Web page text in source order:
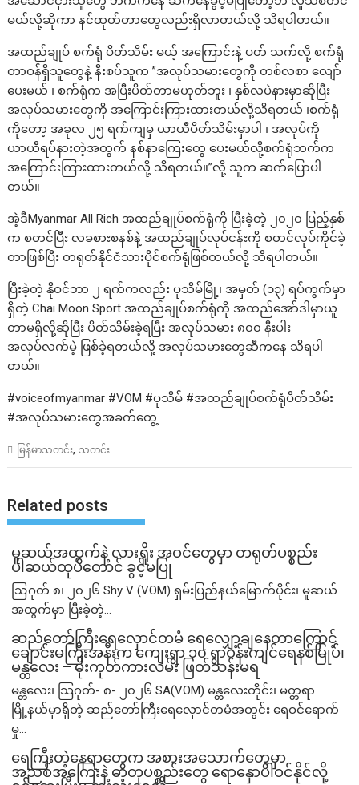
မယ်လို့ဆိုကာ နင်ထုတ်တာတွေလည်းရှိလာတယ်လို့ သိရပါတယ်။
အထည်ချုပ် စက်ရုံ ပိတ်သိမ်း မယ့် အကြောင်းနဲ့ ပတ် သက်လို့ စက်ရုံ
တာဝန်ရှိသူတွေနဲ့ နီးစပ်သူက ”အလုပ်သမားတွေကို တစ်လစာ လျော်
ပေးမယ် ၊ စက်ရုံက အပြီးပိတ်တာမဟုတ်ဘူး ၊ နှစ်လပဲနားမှာဆိုပြီး
အလုပ်သမားတွေကို အကြောင်းကြားထားတယ်လို့သိရတယ် ၊စက်ရုံ
ကိုတော့ အခုလ ၂၅ ရက်ကျမှ ယာယီပိတ်သိမ်းမှာပါ ၊ အလုပ်ကို
ယာယီရပ်နားတဲ့အတွက် နစ်နာကြေးတွေ ပေးမယ်လို့စက်ရုံဘက်က
အကြောင်းကြားထားတယ်လို့ သိရတယ်။”လို့ သူက ဆက်ပြောပါ
တယ်။
အဲ့ဒီMyanmar All Rich အထည်ချုပ်စက်ရုံကို ပြီးခဲ့တဲ့ ၂၀၂၀ ပြည့်နှစ်
က စတင်ပြီး လခစားစနစ်နဲ့ အထည်ချုပ်လုပ်ငန်းကို စတင်လုပ်ကိုင်ခဲ့
တာဖြစ်ပြီး တရုတ်နိုင်ငံသားပိုင်စက်ရုံဖြစ်တယ်လို့ သိရပါတယ်။
ပြီးခဲ့တဲ့ နိုဝင်ဘာ ၂ ရက်ကလည်း ပုသိမ်မြို့၊ အမှတ် (၁၃) ရပ်ကွက်မှာ
ရှိတဲ့ Chai Moon Sport အထည်ချုပ်စက်ရုံကို အထည်အော်ဒါမှာယူ
တာမရှိလို့ဆိုပြီး ပိတ်သိမ်းခဲ့ရပြီး အလုပ်သမား ၈၀၀ နီးပါး
အလုပ်လက်မဲ့ ဖြစ်ခဲ့ရတယ်လို့ အလုပ်သမားတွေဆီကနေ သိရပါ
တယ်။
#voiceofmyanmar #VOM #ပုသိမ် #အထည်ချုပ်စက်ရုံပိတ်သိမ်း
#အလုပ်သမားတွေအခက်တွေ့
မြန်မာသတင်း, သတင်း
Related posts
မူဆယ်အထွက်နဲ့ လားရှိုး အဝင်တွေမှာ တရုတ်ပစ္စည်း
ပါဆယ်ထုပ်တောင် ခွင့်မပြု
ဩဂုတ် ၈၊ ၂၀၂၆ Shy V (VOM) ရှမ်းပြည်နယ်မြောက်ပိုင်း၊ မူဆယ်
အထွက်မှာ ပြီးခဲ့တဲ့...
ဆည်တော်ကြီးရေလှောင်တမံ ရေလျှော့ချနေတာကြောင့်
ချောင်းမကြီးအနီးက ကျေးရွာ ၁၀ ရွာဝန်းကျင်ရေနစ်မြုပ်၊
မန္တလေး – မိုးကုတ်ကားလမ်း ဖြတ်သန်းမရ
မန္တလေး၊ သြဂုတ်- ၈- ၂၀၂၆ SA(VOM) မန္တလေးတိုင်း၊ မတ္တရာ
မြို့နယ်မှာရှိတဲ့ ဆည်တော်ကြီးရေလှောင်တမံအတွင်း ရေဝင်ရောက်
မှု...
ရေကြီးတဲ့​နေရာ​တွေက အစားအသောက်တွေမှာ
အညစ်အကြေးနဲ့ ဓာတုပစ္စည်းတွေ ရောနှောပါဝင်နိုင်လို့